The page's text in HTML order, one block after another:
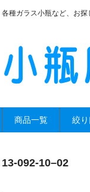
各種ガラス小瓶など、お探
商品一覧 絞り
13-092-10–02